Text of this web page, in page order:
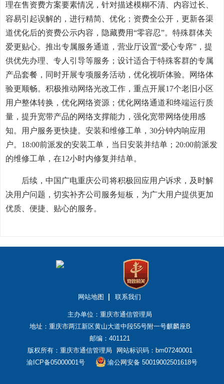
理在售资费方案要素情况，针对描述模糊不清、内容过长、
容易引起误解的，进行精简、优化；资费全公开，更新各渠
道优化后的资费公示内容，隐藏费用“零容忍”。特殊群体关
爱更贴心。推出专属服务通道，营业厅设置“爱心专席”，提
供优先办理、专人引导等服务；设计适合于特殊客群的专属
产品套餐，同时开展专项服务活动，优化视听体验。网络体
验更顺畅。积极推动网络光改工作，重点开展17个老旧小区
用户整体转换，优化网络资源；优化网络通道和终端运行质
量，提升宽带产品的网络支撑能力，强化宽带网络使用感
知。用户服务更快捷。安装和维修工单，30分钟内响应用
户。18:00前派发的安装工单，当日安装并结单；20:00前派发
的维修工单，在12小时内修复并结单。
后续，中国广电重庆公司将积极回应用户诉求，及时解
决用户问题，切实补齐公司服务短板，为广大用户提供更加
优质、便捷、贴心的服务。
网站地图 联系我们
主办单位：重庆市通信管理局
地址：重庆市两江新区黄山大道中段55号附一号麒麟座B
邮编：401121
版权所有：重庆市通信管理局
网站标识码：bm07240001
渝ICP备05000001号
渝公网安备 50019002501618号